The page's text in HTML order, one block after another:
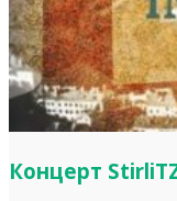
Концерт